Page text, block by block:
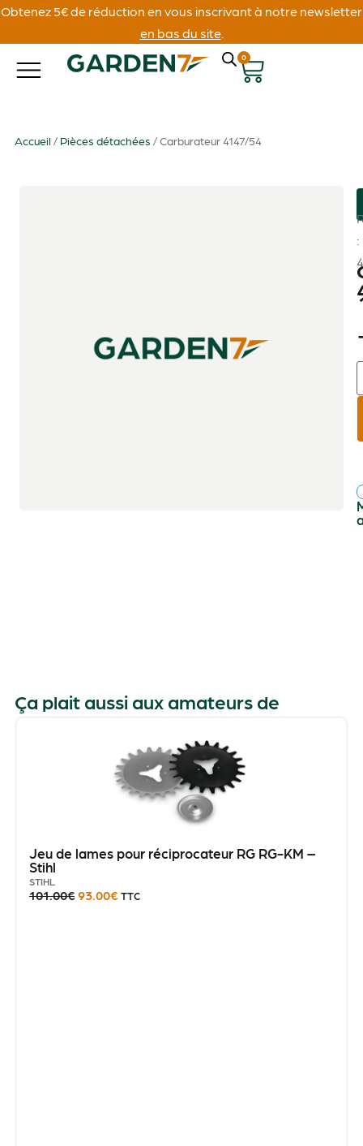
Obtenez 5€ de réduction en vous inscrivant à notre newsletter
en bas du site.
0
Accueil / Pièces détachées / Carburateur 4147/54
:
Ça plait aussi aux amateurs de
Jeu de lames pour réciprocateur RG RG-KM –
Stihl
STIHL
101.00€ 93.00€ TTC